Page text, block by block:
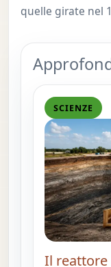
quelle girate nel
SCIENZE
Il reattore